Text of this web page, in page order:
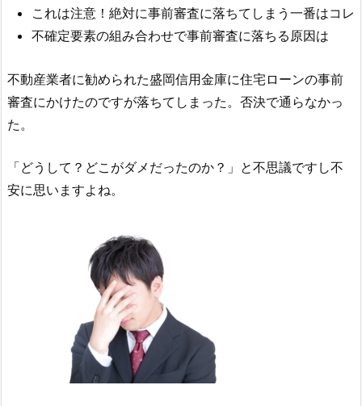
これは注意！絶対に事前審査に落ちてしまう一番はコレ
不確定要素の組み合わせで事前審査に落ちる原因は
不動産業者に勧められた盛岡信用金庫に住宅ローンの事前
審査にかけたのですが落ちてしまった。否決で通らなかっ
た。
「どうして？どこがダメだったのか？」と不思議ですし不
安に思いますよね。